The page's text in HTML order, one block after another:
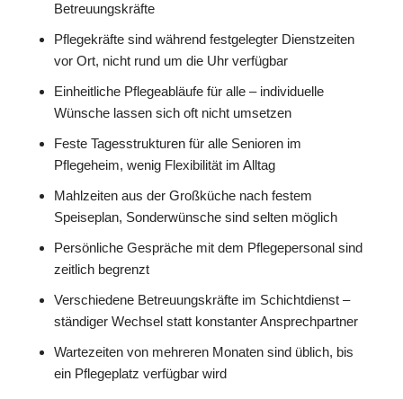
Betreuungskräfte
Pflegekräfte sind während festgelegter Dienstzeiten
vor Ort, nicht rund um die Uhr verfügbar
Einheitliche Pflegeabläufe für alle – individuelle
Wünsche lassen sich oft nicht umsetzen
Feste Tagesstrukturen für alle Senioren im
Pflegeheim, wenig Flexibilität im Alltag
Mahlzeiten aus der Großküche nach festem
Speiseplan, Sonderwünsche sind selten möglich
Persönliche Gespräche mit dem Pflegepersonal sind
zeitlich begrenzt
Verschiedene Betreuungskräfte im Schichtdienst –
ständiger Wechsel statt konstanter Ansprechpartner
Wartezeiten von mehreren Monaten sind üblich, bis
ein Pflegeplatz verfügbar wird